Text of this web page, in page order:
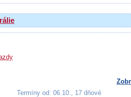
Termíny od: 06.10., 17 dňové